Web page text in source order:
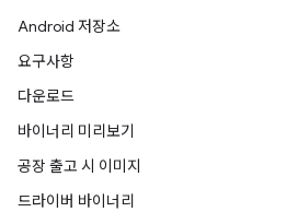
Android 저장소
요구사항
다운로드
바이너리 미리보기
공장 출고 시 이미지
드라이버 바이너리